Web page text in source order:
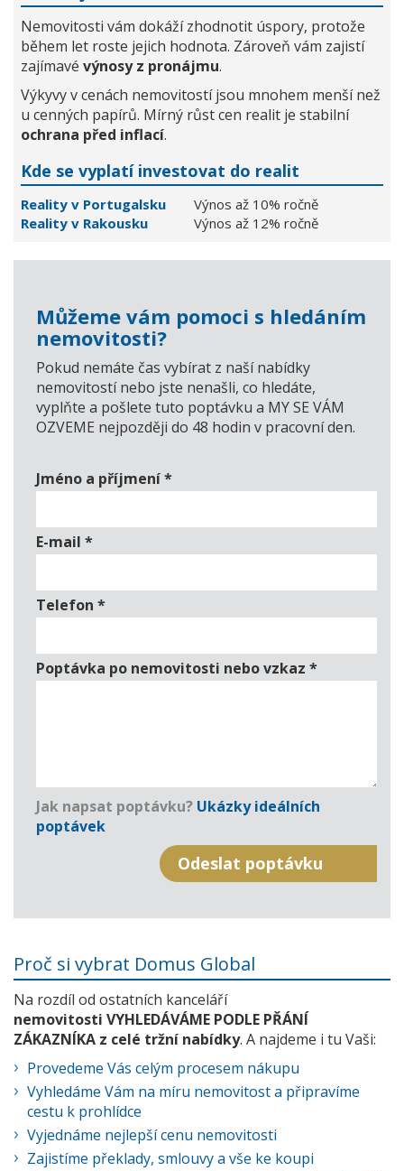
Nemovitosti vám dokáží zhodnotit úspory, protože
během let roste jejich hodnota. Zároveň vám zajistí
zajímavé výnosy z pronájmu.
Výkyvy v cenách nemovitostí jsou mnohem menší než
u cenných papírů. Mírný růst cen realit je stabilní
ochrana před inflací.
Kde se vyplatí investovat do realit
Reality v Portugalsku
Výnos až 10% ročně
Reality v Rakousku
Výnos až 12% ročně
Můžeme vám pomoci s hledáním
nemovitosti?
Pokud nemáte čas vybírat z naší nabídky
nemovitostí nebo jste nenašli, co hledáte,
vyplňte a pošlete tuto poptávku a MY SE VÁM
OZVEME nejpozději do 48 hodin v pracovní den.
Jméno a příjmení*
E-mail *
Telefon *
Poptávka po nemovitosti nebo vzkaz *
Jak napsat poptávku? Ukázky ideálních
poptávek
Proč si vybrat Domus Global
Na rozdíl od ostatních kanceláří
nemovitosti VYHLEDÁVÁME PODLE PŘÁNÍ
ZÁKAZNÍKA z celé tržní nabídky. A najdeme i tu Vaši:
Provedeme Vás celým procesem nákupu
Vyhledáme Vám na míru nemovitost a připravíme
cestu k prohlídce
Vyjednáme nejlepší cenu nemovitosti
Zajistíme překlady, smlouvy a vše ke koupi